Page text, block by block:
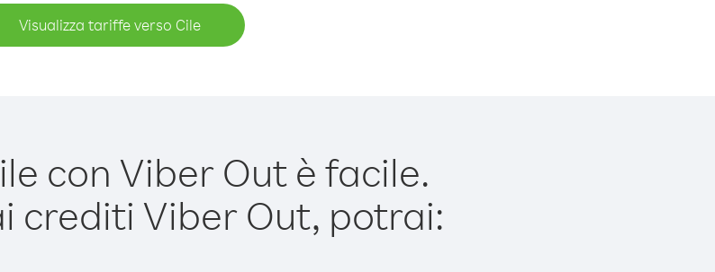
Visualizza tariffe verso Cile
con Viber Out è facile.
crediti Viber Out, potrai: